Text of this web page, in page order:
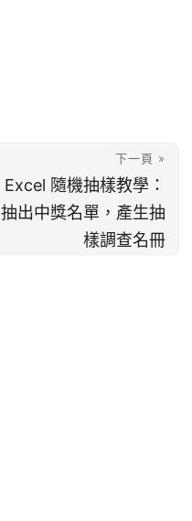
下一頁 »
Excel 隨機抽樣教學：
抽出中獎名單，產生抽
樣調查名冊